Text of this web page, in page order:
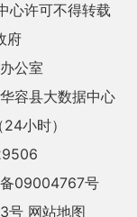
心许可不得转载
府
公室
容县大数据中心
小时）
09004767号
号 网站地图